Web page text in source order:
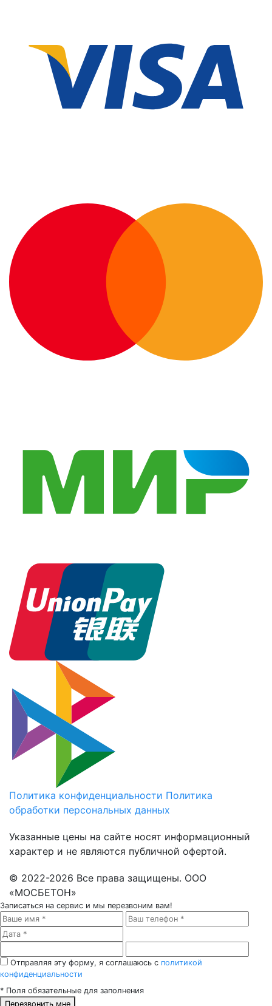
Политика конфиденциальности Политика
обработки персональных данных
Указанные цены на сайте носят информационный
характер и не являются публичной офертой.
© 2022-2026 Все права защищены. ООО
«МОСБЕТОН»
Записаться на сервис и мы перезвоним вам!
Отправляя эту форму, я соглашаюсь с политикой
конфиденциальности
* Поля обязательные для заполнения
Перезвонить мне